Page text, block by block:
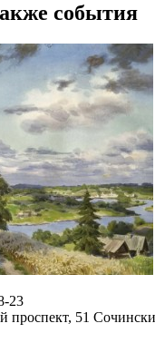
события
23
проспект, 51